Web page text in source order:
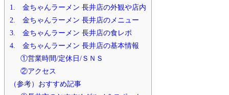
1. 金ちゃんラーメン 長井店の外観や店内
2. 金ちゃんラーメン 長井店のメニュー
3. 金ちゃんラーメン 長井店の食レポ
4. 金ちゃんラーメン 長井店の基本情報
①営業時間/定休日/ＳＮＳ
②アクセス
（参考）おすすめ記事